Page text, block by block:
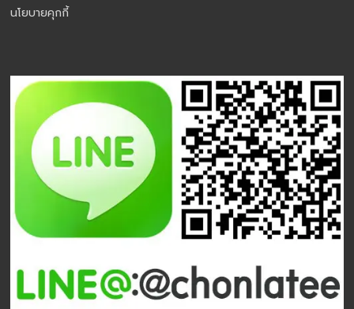
นโยบายคุกกี้